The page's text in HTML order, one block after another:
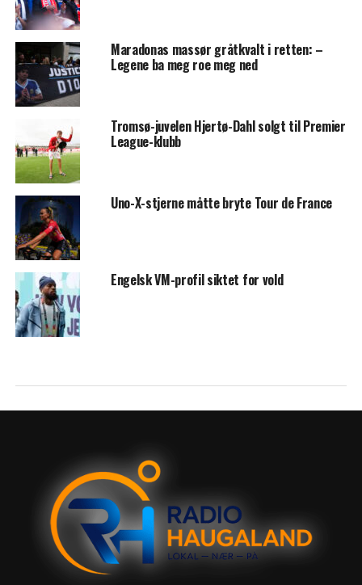
Maradonas massør gråtkvalt i retten: –
Legene ba meg roe meg ned
Tromsø-juvelen Hjertø-Dahl solgt til Premier
League-klubb
Uno-X-stjerne måtte bryte Tour de France
Engelsk VM-profil siktet for vold